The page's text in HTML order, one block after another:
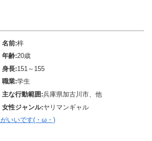
名前:梓
年齢:20歳
身長:151～155
職業:学生
主な行動範囲:兵庫県加古川市、他
女性ジャンル:ヤリマンギャル
いいです(・ω・)